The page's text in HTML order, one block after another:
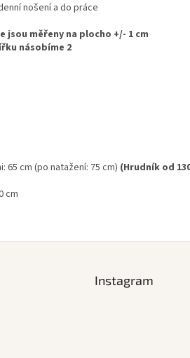
nošení a do práce
jsou měřeny na plocho +/- 1 cm
násobíme 2
65 cm (po natažení: 75 cm) (Hrudník od
cm
Instagram